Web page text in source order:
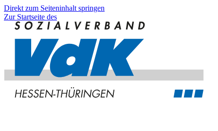
Direkt zum Seiteninhalt springen
Zur Startseite des